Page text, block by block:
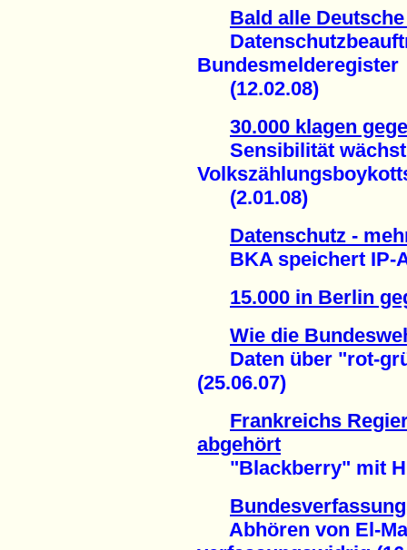
Bald alle
Bundesmelderegister
(12.02.08)
30.000 klagen
Sensibilität wächst
(2.01.08)
Datenschutz -
BKA speichert IP-
15.000 in Berlin
Wie die
Daten über "rot-
(25.06.07)
Frankreichs
abgehört
"Blackberry" mit
Abhören von El-